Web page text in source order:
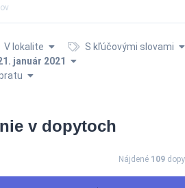
V lokalite
S kľúčovými slovami
január 2021
v dopytoch
Nájdené 109